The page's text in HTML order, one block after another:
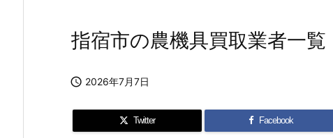
指宿市の農機具買取業者一
 2026年7月7日
Twitter Facebook